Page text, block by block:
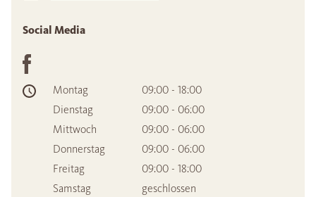
Social Media
Montag
09:00 - 18:00
Dienstag
09:00 - 06:00
Mittwoch
09:00 - 06:00
Donnerstag
09:00 - 06:00
Freitag
09:00 - 18:00
Samstag
geschlossen